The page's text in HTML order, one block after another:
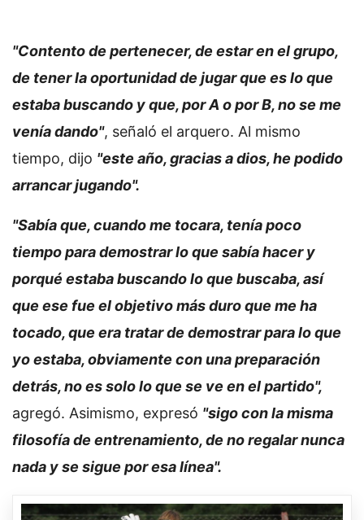
"Contento de pertenecer, de estar en el grupo,
de tener la oportunidad de jugar que es lo que
estaba buscando y que, por A o por B, no se me
venía dando", señaló el arquero. Al mismo
tiempo, dijo "este año, gracias a dios, he podido
arrancar jugando".
"Sabía que, cuando me tocara, tenía poco
tiempo para demostrar lo que sabía hacer y
porqué estaba buscando lo que buscaba, así
que ese fue el objetivo más duro que me ha
tocado, que era tratar de demostrar para lo que
yo estaba, obviamente con una preparación
detrás, no es solo lo que se ve en el partido",
agregó. Asimismo, expresó "sigo con la misma
filosofía de entrenamiento, de no regalar nunca
nada y se sigue por esa línea".